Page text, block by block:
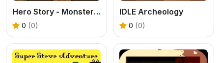
Hero Story - Monsters Crossing
0 (0)
IDLE Archeology
0 (0)